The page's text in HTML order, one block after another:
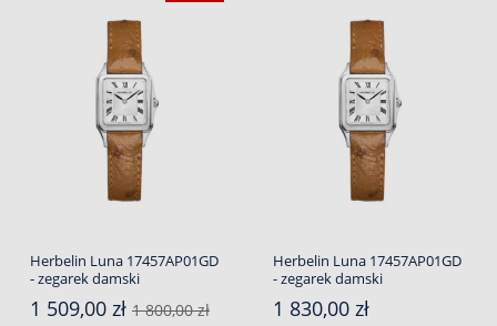
Herbelin Luna 17457AP01GD
- zegarek damski
1 509,00 zł 1 800,00 zł
Herbelin Luna 17457AP01GD
- zegarek damski
1 830,00 zł